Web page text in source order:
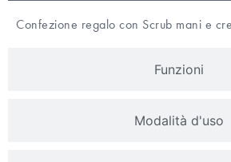
Funzioni
Modalità d'uso
Confezione regalo con Scrub mani e